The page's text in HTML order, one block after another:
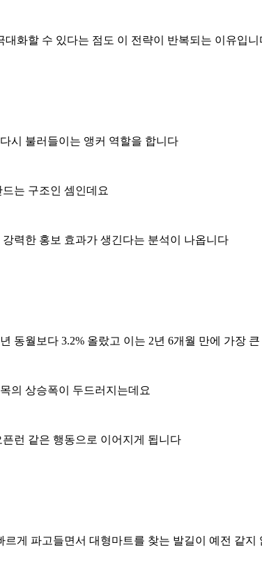
화할 수 있다는 점도 이 전략이 반복되는 이유입니
시 불러들이는 앵커 역할을 합니다
는 구조인 셈인데요
력한 홍보 효과가 생긴다는 분석이 나옵니다
동월보다 3.2% 올랐고 이는 2년 6개월 만에 가장
의 상승폭이 두드러지는데요
런 같은 행동으로 이어지게 됩니다
게 파고들면서 대형마트를 찾는 발길이 예전 같